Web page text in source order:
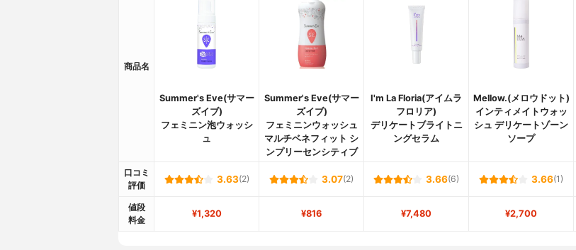
商品名
Summer's Eve(サマー
ズイブ)
フェミニン泡ウォッシ
ュ
Summer's Eve(サマー
ズイブ)
フェミニンウォッシュ
マルチベネフィット シ
ンプリーセンシティブ
I'm La Floria(アイムラ
フロリア)
デリケートブライトニ
ングセラム
Mellow.(メロウドット)
インティメイトウォッ
シュ デリケートゾーン
ソープ
口コミ
評価
3.63(2) 3.07(2) 3.66(6) 3.66(1)
値段
料金
¥1,320 ¥816 ¥7,480 ¥2,700